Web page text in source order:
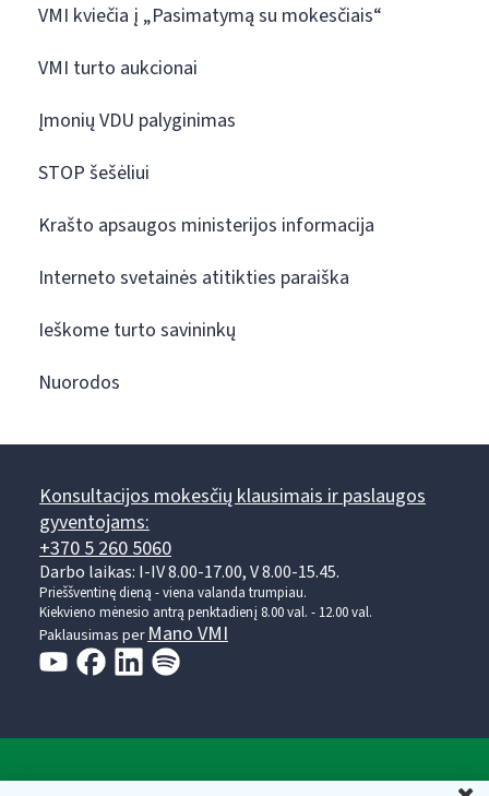
VMI kviečia į „Pasimatymą su mokesčiais“
VMI turto aukcionai
Įmonių VDU palyginimas
STOP šešėliui
Krašto apsaugos ministerijos informacija
Interneto svetainės atitikties paraiška
Ieškome turto savininkų
Nuorodos
Konsultacijos mokesčių klausimais ir paslaugos
gyventojams:
+370 5 260 5060
Darbo laikas: I-IV 8.00-17.00, V 8.00-15.45.
Prieššventinę dieną - viena valanda trumpiau.
Kiekvieno mėnesio antrą penktadienį 8.00 val. - 12.00 val.
Paklausimas per Mano VMI